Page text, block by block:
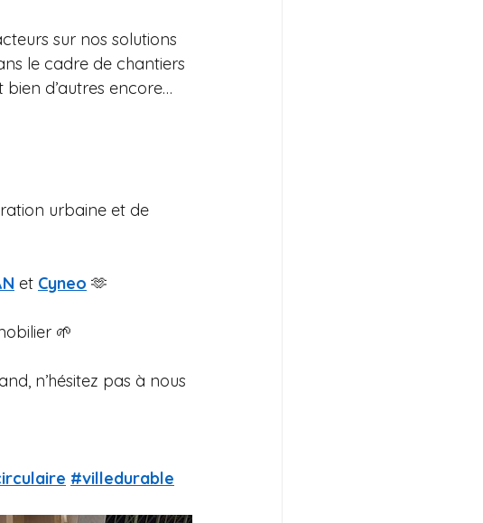
sur nos solutions
le cadre de chantiers
d’autres encore…
urbaine et de
et Cyneo 🫶
🌱
n’hésitez pas à nous
#villedurable